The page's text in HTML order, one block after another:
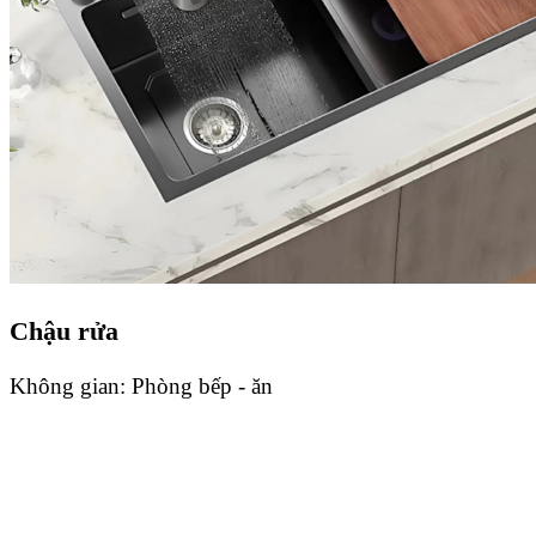
Chậu rửa
Không gian: Phòng bếp - ăn